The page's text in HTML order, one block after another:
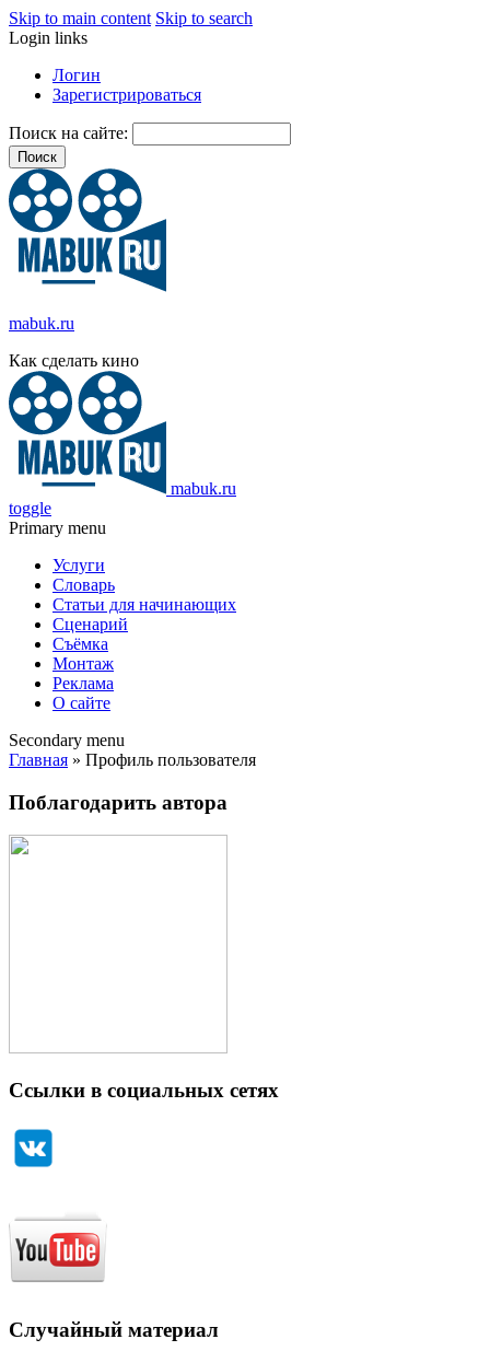
Skip to main content Skip to search
Login links
Логин
Зарегистрироваться
Поиск на сайте:
mabuk.ru
Как сделать кино
mabuk.ru
toggle
Primary menu
Услуги
Словарь
Статьи для начинающих
Сценарий
Съёмка
Монтаж
Реклама
О сайте
Secondary menu
Главная » Профиль пользователя
Поблагодарить автора
Ссылки в социальных сетях
Случайный материал